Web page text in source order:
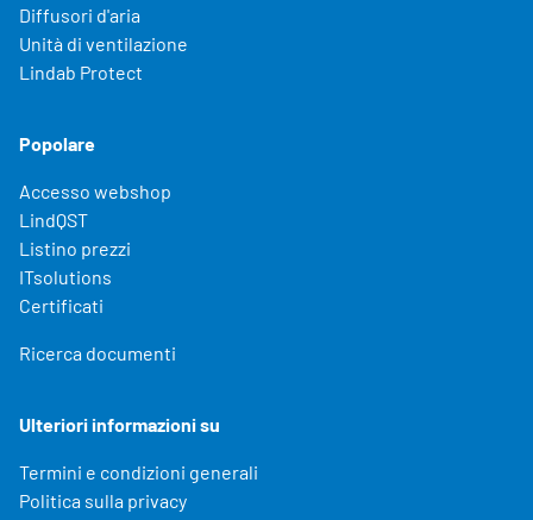
Diffusori d'aria
Unità di ventilazione
Lindab Protect
Popolare
Accesso webshop
LindQST
Listino prezzi
ITsolutions
Certificati
Ricerca documenti
Ulteriori informazioni su
Termini e condizioni generali
Politica sulla privacy